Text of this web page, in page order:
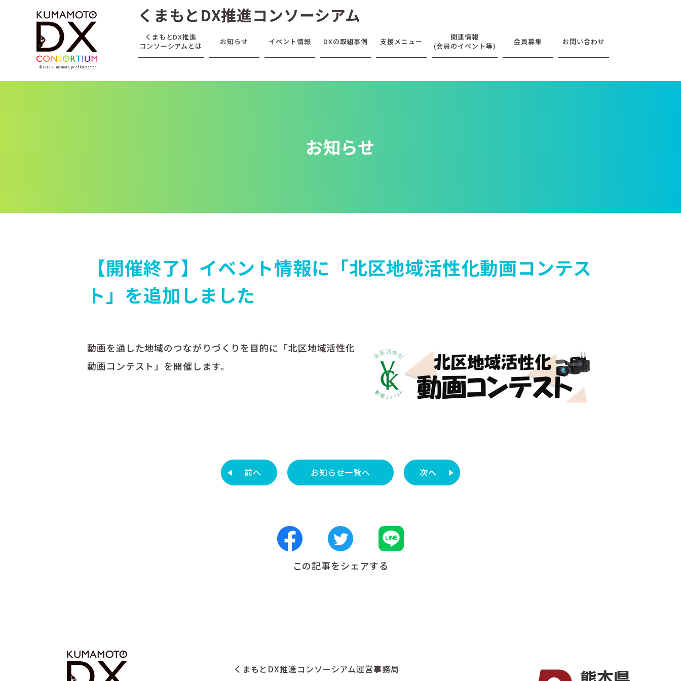
©2010 kumamoto pref. kumamon
くまもとDX推進コンソーシアム
くまもとDX推進
コンソーシアムとは
お知らせ イベント情報 DXの取組事例 支援メニュー
関連情報
(会員のイベント等)
会員募集 お問い合わせ
お知らせ
【開催終了】イベント情報に「北区地域活性化動画コンテス
ト」を追加しました
動画を通した地域のつながりづくりを目的に「北区地域活性化
動画コンテスト」を開催します。
前へ お知らせ一覧へ 次へ
この記事をシェアする
くまもとDX推進コンソーシアム運営事務局